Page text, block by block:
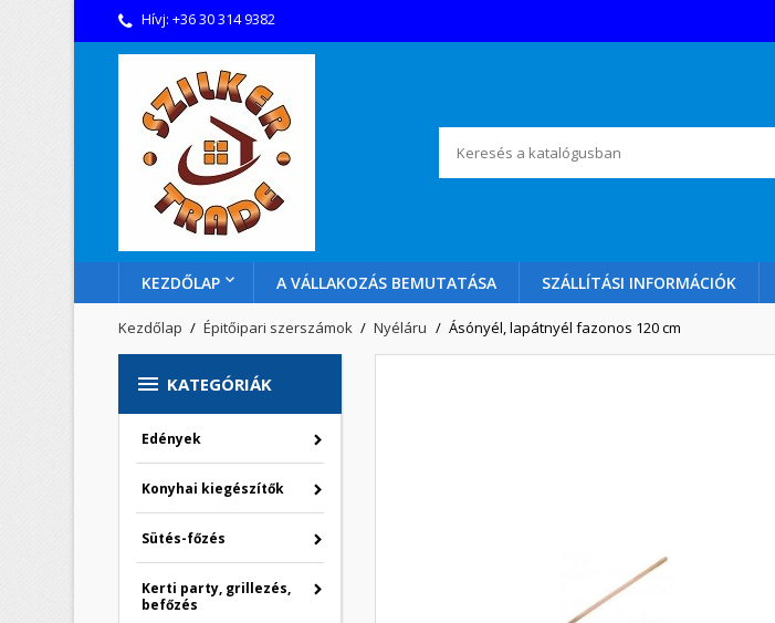
Hívj:+36 30 314 9382
KEZDŐLAP A VÁLLAKOZÁS BEMUTATÁSA SZÁLLÍTÁSI INFORMÁCIÓK
Kezdőlap Épitőipari szerszámok Nyéláru Ásónyél, lapátnyél fazonos 120 cm
 KATEGÓRIÁK
Edények
Konyhai kiegészítők
Sütés-főzés
Kerti party, grillezés,
befőzés